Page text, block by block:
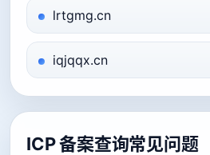
lrtgmg.cn
iqjqqx.cn
ICP 备案查询常见问题